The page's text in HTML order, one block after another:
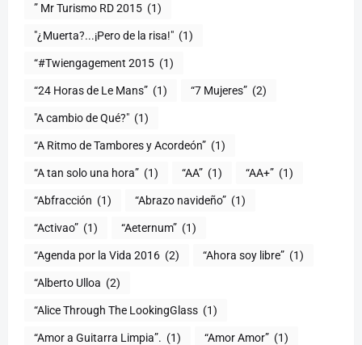
” Mr Turismo RD 2015 (1)
"¿Muerta?...¡Pero de la risa!" (1)
“#Twiengagement 2015 (1)
“24 Horas de Le Mans” (1) “7 Mujeres” (2)
(1)
“A Ritmo de Tambores y Acordeón” (1)
“A tan solo una hora” (1) “AA” (1) “AA+” (1)
“Abfracción (1) “Abrazo navideño” (1)
“Activao” (1) “Aeternum” (1)
“Agenda por la Vida 2016 (2) “Ahora soy libre” (1)
“Alberto Ulloa (2)
“Alice Through The LookingGlass (1)
“Amor a Guitarra Limpia”. (1) “Amor Amor” (1)